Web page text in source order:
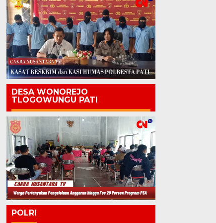
DESA WONOREJO
TLOGOWUNGU PATI
POLRI